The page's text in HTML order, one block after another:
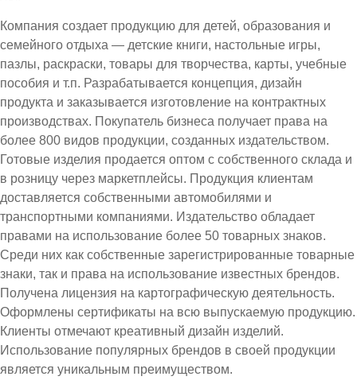
Компания создает продукцию для детей, образования и
семейного отдыха — детские книги, настольные игры,
пазлы, раскраски, товары для творчества, карты, учебные
пособия и т.п. Разрабатывается концепция, дизайн
продукта и заказывается изготовление на контрактных
производствах. Покупатель бизнеса получает права на
более 800 видов продукции, созданных издательством.
Готовые изделия продается оптом с собственного склада и
в розницу через маркетплейсы. Продукция клиентам
доставляется собственными автомобилями и
транспортными компаниями. Издательство обладает
правами на использование более 50 товарных знаков.
Среди них как собственные зарегистрированные товарные
знаки, так и права на использование известных брендов.
Получена лицензия на картографическую деятельность.
Оформлены сертификаты на всю выпускаемую продукцию.
Клиенты отмечают креативный дизайн изделий.
Использование популярных брендов в своей продукции
является уникальным преимуществом.